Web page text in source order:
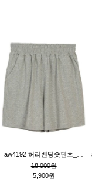
18,000원
5,900원